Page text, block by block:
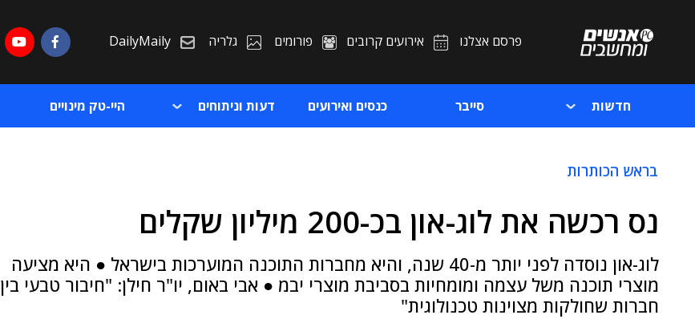
פרסם אצלנו אירועים קרובים פורומים גלריה DailyMaily
חדשות סייבר כנסים ואירועים דעות וניתוחים היי-טק מינויים
בראש הכותרות
נס רכשה את לוג-און בכ-200 מיליון שקלים
לוג-און נוסדה לפני יותר מ-40 שנה, והיא מחברות התוכנה המוערכות בישראל ● היא מציעה
מוצרי תוכנה משל עצמה ומומחיות בסביבת מוצרי יבמ ● אבי באום, יו"ר חילן: "חיבור טבעי בין
חברות שחולקות מצוינות טכנולוגית"